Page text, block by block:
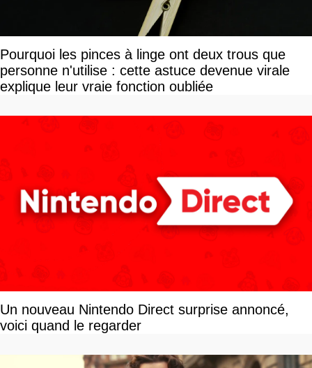
Pourquoi les pinces à linge ont deux trous que
personne n'utilise : cette astuce devenue virale
explique leur vraie fonction oubliée
Un nouveau Nintendo Direct surprise annoncé,
voici quand le regarder